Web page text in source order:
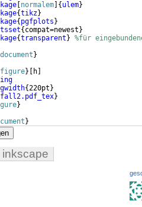
normalem { ulem}
{tikz}
{ pgfplots }
{ compat=newest }
{transparent } %für
document }
figure} h
{220pt }
fall2.pdf_tex}
}
}
inkscape